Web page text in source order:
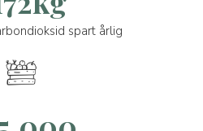
spart årlig